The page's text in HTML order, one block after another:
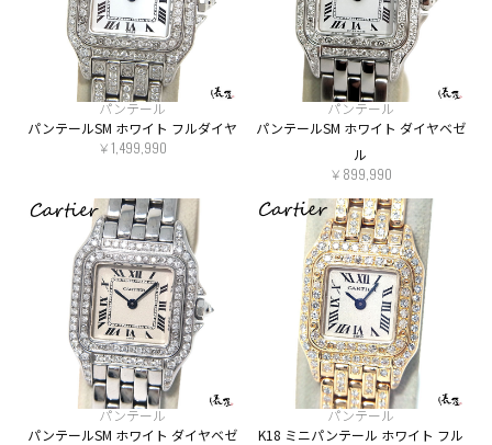
パンテール
パンテールSM ホワイト フルダイヤ
￥1,499,990
パンテール
パンテールSM ホワイト ダイヤベゼ
ル
￥899,990
パンテール
パンテールSM ホワイト ダイヤベゼ
パンテール
K18 ミニパンテール ホワイト フル